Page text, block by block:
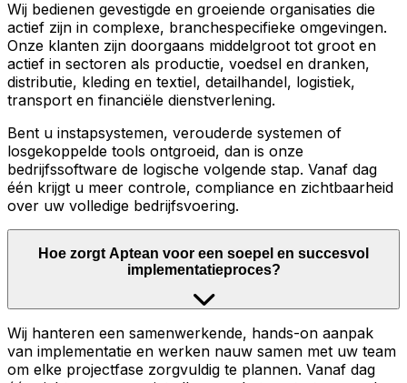
Wij bedienen gevestigde en groeiende organisaties die
actief zijn in complexe, branchespecifieke omgevingen.
Onze klanten zijn doorgaans middelgroot tot groot en
actief in sectoren als productie, voedsel en dranken,
distributie, kleding en textiel, detailhandel, logistiek,
transport en financiële dienstverlening.
Bent u instapsystemen, verouderde systemen of
losgekoppelde tools ontgroeid, dan is onze
bedrijfssoftware de logische volgende stap. Vanaf dag
één krijgt u meer controle, compliance en zichtbaarheid
over uw volledige bedrijfsvoering.
Hoe zorgt Aptean voor een soepel en succesvol
implementatieproces?
Wij hanteren een samenwerkende, hands-on aanpak
van implementatie en werken nauw samen met uw team
om elke projectfase zorgvuldig te plannen. Vanaf dag